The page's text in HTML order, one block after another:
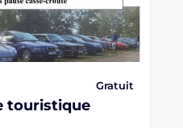
Gratuit
touristique